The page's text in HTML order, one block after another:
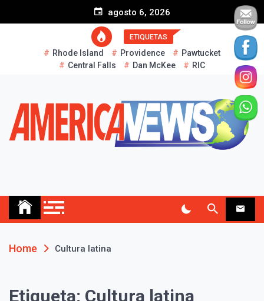
agosto 6, 2026
ETIQUETAS
Rhode Island Providence
Pawtucket
Central Falls
Dan McKee RIC
Home Cultura latina
Etiqueta: Cultura latina